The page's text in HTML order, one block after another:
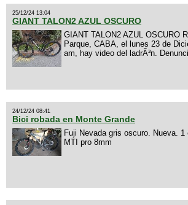
25/12/24 13:04
GIANT TALON2 AZUL OSCURO
GIANT TALON2 AZUL OSCURO
Parque, CABA, el lunes 23 de
am, hay video del ladrÃ³n.
24/12/24 08:41
Bici robada en Monte Grande
Fuji Nevada gris oscuro. Nueva.
MTI pro 8mm